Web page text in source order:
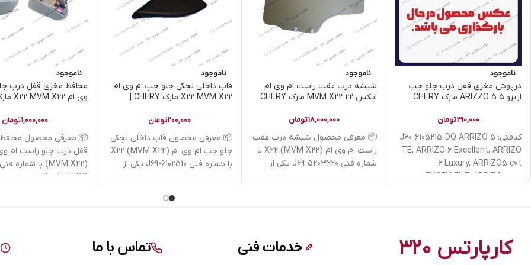
ناموجود
درپوش مغزی قفل درب جلو چپ
اریزو ۵ ARIZZO 5 مارک CHERY
310,000تومان
کدفنی: J60-6105215-DQ ARRIZO 5
TE, ARRIZO 6 Excellent, ARRIZO
6 Luxury, ARRIZO5 cvt
EXCELLENT, ARRIZO5 cvt
ناموجود
شیشه درب عقب راست ام وی ام
ایکس 22 MVM X22 مارک CHERY
18,000,000تومان
📦 معرفی محصول شیشه درب عقب
راست ام وی ام X22 (MVM X22) با
شماره فنی J69-5203220 یکی از
ناموجود
قاب داخلی لچکی جلو چپ ام وی ام
X22 MVM X22 مارک CHERY |
200,000تومان
📦 معرفی محصول قاب داخلی لچکی
جلو چپ ام وی ام X22 (MVM X22)
با شماره فنی J69-6102510 یکی از
ناموجود
محافظ مغزی قفل درب
1,000,000تومان
📦 معرفی محصول
6205251-DQ یکی
کارپارتس ۳۲۰ خدمات فنی تماس با ما